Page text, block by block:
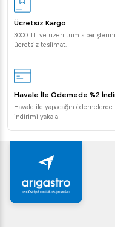
Sıkça Sorulan Sorular
Öztiryakiler Self
Nötr mod ile
onların taze kalmasını
Teşhir dolabının
Paslanmaz çelik veya
temizlenebilir bir yapıya
Enerji tüketimi ne
Oldukça düşük bir
Ücretsiz Kargo
3000 TL ve üzeri tüm
ücretsiz teslimat.
Havale İle Ödemede %2
Havale ile yapacağın ödemelerde
indirimi yakala